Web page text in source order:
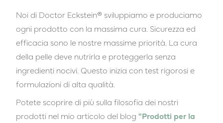
Noi di Doctor Eckstein® sviluppiamo e produciamo
ogni prodotto con la massima cura. Sicurezza ed
efficacia sono le nostre massime priorità. La cura
della pelle deve nutrirla e proteggerla senza
ingredienti nocivi. Questo inizia con test rigorosi e
formulazioni di alta qualità.
Potete scoprire di più sulla filosofia dei nostri
prodotti nel mio articolo del blog "Prodotti per la